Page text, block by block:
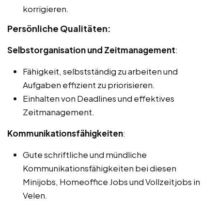
korrigieren.
Persönliche Qualitäten:
Selbstorganisation und Zeitmanagement:
Fähigkeit, selbstständig zu arbeiten und
Aufgaben effizient zu priorisieren.
Einhalten von Deadlines und effektives
Zeitmanagement.
Kommunikationsfähigkeiten:
Gute schriftliche und mündliche
Kommunikationsfähigkeiten bei diesen
Minijobs, Homeoffice Jobs und Vollzeitjobs in
Velen.